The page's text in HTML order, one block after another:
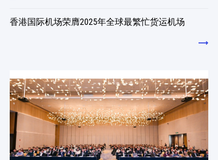
香港国际机场荣膺2025年全球最繁忙货运机场